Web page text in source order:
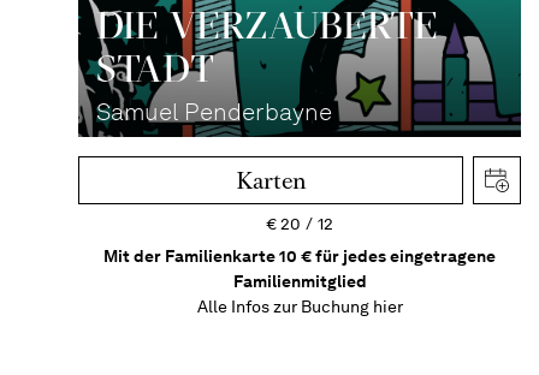
DIE VERZAUBERTE
STADT
Samuel Penderbayne
Karten
€20
12
Mit der Familienkarte 10 € für jedes eingetragene
Familienmitglied
Alle Infos zur Buchung hier